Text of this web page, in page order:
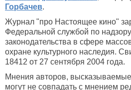
Горбачев.
Журнал "про Настоящее кино"
Федеральной службой по
законодательства в сфере
охране культурного наследия.
18412 от 27 сентября 2004 года.
Мнения авторов,
могут не совпадать с мнением